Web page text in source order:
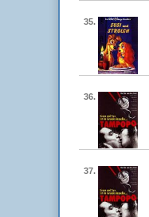
35.
36.
37.